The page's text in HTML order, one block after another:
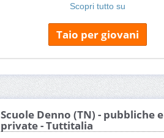
Scopri tutto su
Taio per giovani
Scuole Denno (TN) - pubbliche e
private - Tuttitalia